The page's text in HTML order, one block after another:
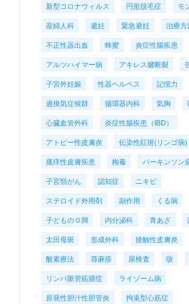
新型コロナウィルス
円形脱毛症
モ
産婦人科
避妊 緊急避妊
治療方
不正性器出血
蜂蜜 炎症性腸疾患
アルツハイマー病
アキレス腱断裂
子宮外妊娠
性器ヘルペス
記憶力
過換気症候群
循環器内科 気胸
心臓血管外科
炎症性腸疾患（IBD）
アトピー性皮膚炎
伝染性紅斑(リンゴ病)
瘙痒性皮膚疾患
梅毒
パーキンソン
子宮頸がん
認知症
ニキビ
ステロイド外用剤
副作用
くる病
子どものＯ脚
内分泌科 青あざ
太田母斑
形成外科
接触性皮膚炎
酸素療法
蕁麻疹 尿検査 咳
リンパ脈管筋腫症
ライゾーム病
原発性胆汁性胆管炎
拘束型心筋症